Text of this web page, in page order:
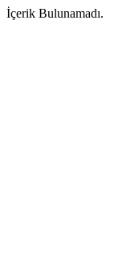
İçerik Bulunamadı.